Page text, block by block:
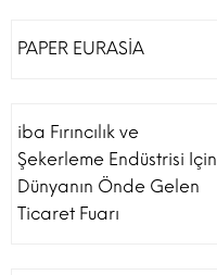
PAPER EURASİA
iba Fırıncılık ve
Şekerleme Endüstrisi Için
Dünyanın Önde Gelen
Ticaret Fuarı